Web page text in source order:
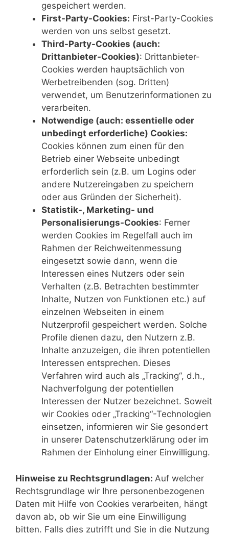
gespeichert werden.
First-Party-Cookies: First-Party-Cookies
werden von uns selbst gesetzt.
Third-Party-Cookies (auch:
Drittanbieter-Cookies): Drittanbieter-
Cookies werden hauptsächlich von
Werbetreibenden (sog. Dritten)
verwendet, um Benutzerinformationen zu
verarbeiten.
Notwendige (auch: essentielle oder
unbedingt erforderliche) Cookies:
Cookies können zum einen für den
Betrieb einer Webseite unbedingt
erforderlich sein (z.B. um Logins oder
andere Nutzereingaben zu speichern
oder aus Gründen der Sicherheit).
Statistik-, Marketing- und
Personalisierungs-Cookies: Ferner
werden Cookies im Regelfall auch im
Rahmen der Reichweitenmessung
eingesetzt sowie dann, wenn die
Interessen eines Nutzers oder sein
Verhalten (z.B. Betrachten bestimmter
Inhalte, Nutzen von Funktionen etc.) auf
einzelnen Webseiten in einem
Nutzerprofil gespeichert werden. Solche
Profile dienen dazu, den Nutzern z.B.
Inhalte anzuzeigen, die ihren potentiellen
Interessen entsprechen. Dieses
Verfahren wird auch als „Tracking“, d.h.,
Nachverfolgung der potentiellen
Interessen der Nutzer bezeichnet. Soweit
wir Cookies oder „Tracking“-Technologien
einsetzen, informieren wir Sie gesondert
in unserer Datenschutzerklärung oder im
Rahmen der Einholung einer Einwilligung.
Hinweise zu Rechtsgrundlagen: Auf welcher
Rechtsgrundlage wir Ihre personenbezogenen
Daten mit Hilfe von Cookies verarbeiten, hängt
davon ab, ob wir Sie um eine Einwilligung
bitten. Falls dies zutrifft und Sie in die Nutzung